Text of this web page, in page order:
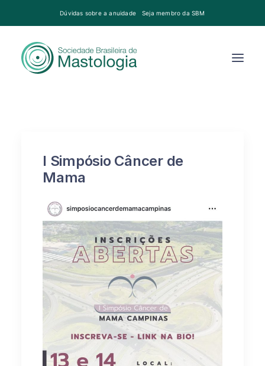
Dúvidas sobre a anuidade Seja membro da SBM
I Simpósio Câncer de
Mama